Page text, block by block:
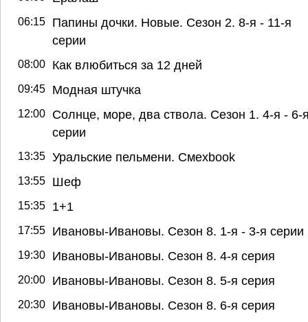
06:15
Папины дочки. Новые. Сезон 2. 8-я - 11-я
серии
08:00 Как влюбиться за 12 дней
09:45 Модная штучка
12:00
Солнце, море, два ствола. Сезон 1. 4-я - 6-
серии
13:35 Уральские пельмени. Смехbook
13:55 Шеф
15:35 1+1
17:55 Ивановы-Ивановы. Сезон 8. 1-я - 3-я серии
19:30 Ивановы-Ивановы. Сезон 8. 4-я серия
20:00 Ивановы-Ивановы. Сезон 8. 5-я серия
20:30 Ивановы-Ивановы. Сезон 8. 6-я серия